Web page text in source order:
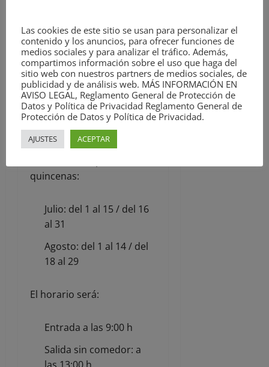
municipal:
www.torrelavega.es. Las
listas provisionales se
publicarán el 16 de junio a
las 14:00 h y las listas
definitivas el 23 de junio.
El programa se divide en
quincenas:
Julio: del 1 al 15 / del 16
al 31
Agosto: del 1 al 14 / del
18 al 29
El horario será:
Entrada a las 9:00 h
Salida sin comedor: a
Las cookies de este sitio se usan para personalizar el
contenido y los anuncios, para ofrecer funciones de
medios sociales y para analizar el tráfico. Además,
compartimos información sobre el uso que haga del
sitio web con nuestros partners de medios sociales, de
publicidad y de análisis web. MÁS INFORMACIÓN EN
AVISO LEGAL, Reglamento General de Protección de
Datos y Política de Privacidad Reglamento General de
Protección de Datos y Política de Privacidad.
AJUSTES ACEPTAR